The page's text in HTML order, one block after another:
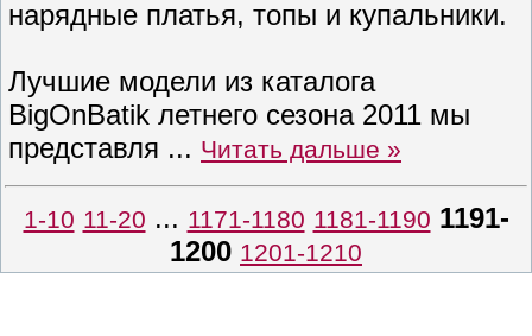
нарядные платья, топы и купальники.
Лучшие модели из каталога
BigOnBatik летнего сезона 2011 мы
представля ... Читать дальше »
1-10 11-20 ... 1171-1180 1181-1190 1191-
1200 1201-1210